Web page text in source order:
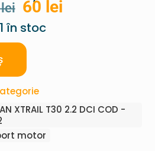
lei 60 lei
1 în stoc
XTRAIL T30 2.2 DCI COD -
motor